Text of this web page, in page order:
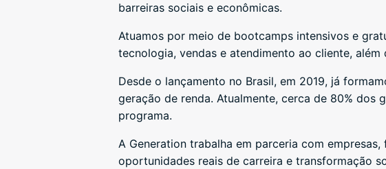
barreiras sociais e econômicas.
Atuamos por meio de bootcamps intensivos e
tecnologia, vendas e atendimento ao cliente,
Desde o lançamento no Brasil, em 2019, já
geração de renda. Atualmente, cerca de 80% dos
programa.
A Generation trabalha em parceria com
oportunidades reais de carreira e transformação